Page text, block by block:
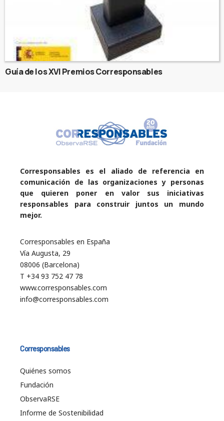
Guía de los XVI Premios Corresponsables
Corresponsables es el aliado de referencia en
comunicación de las organizaciones y personas
que quieren poner en valor sus iniciativas
responsables para construir juntos un mundo
mejor.
Corresponsables en España
Vía Augusta, 29
08006 (Barcelona)
T +34 93 752 47 78
www.corresponsables.com
info@corresponsables.com
Corresponsables
Quiénes somos
Fundación
ObservaRSE
Informe de Sostenibilidad